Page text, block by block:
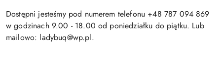
Dostępni jesteśmy pod numerem telefonu +48 787 094 869
w godzinach 9.00 - 18.00 od poniedziałku do piątku. Lub
mailowo: ladybuq@wp.pl.